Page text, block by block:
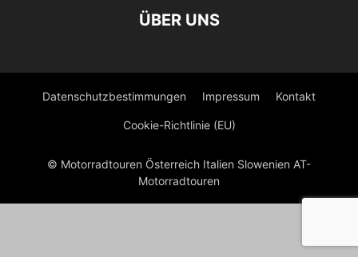
ÜBER UNS
Datenschutzbestimmungen Impressum Kontakt
Cookie-Richtlinie (EU)
© Motorradtouren Österreich Italien Slowenien AT-
Motorradtouren